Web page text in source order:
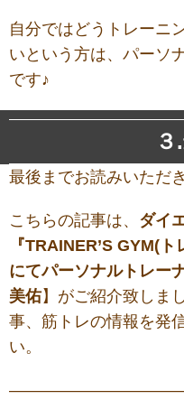
自分ではどうトレーニ
いという方は、パーソ
です♪
最後までお読みいただ
こちらの記事は、 ダイ
『TRAINER’S GYM(
にてパーソナルトレー
美佑】がご紹介致しま
事、筋トレの情報を発
い。
—